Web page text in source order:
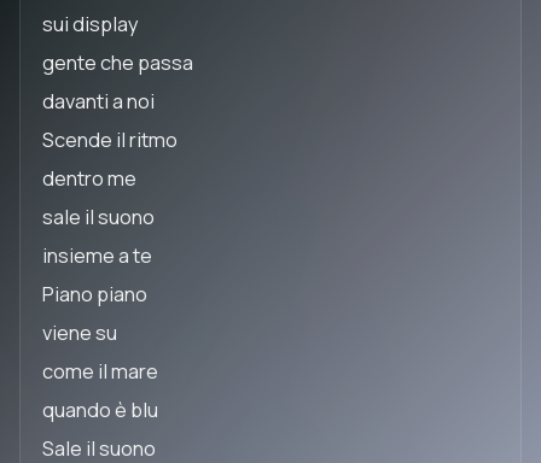
sui display
gente che passa
davanti a noi
Scende il ritmo
dentro me
sale il suono
insieme a te
Piano piano
viene su
come il mare
quando è blu
Sale il suono